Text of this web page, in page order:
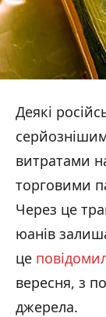
Деякі
витратами
торговими
Через це
юанів
це
вересня, з
джерела.